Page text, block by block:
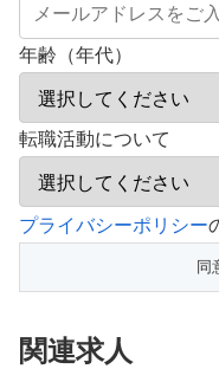
年齢（年代）
転職活動について
こ
フ
ー
プライバシーポリシー
関連求人